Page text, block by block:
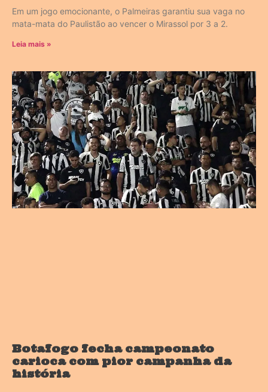
Em um jogo emocionante, o Palmeiras garantiu sua vaga no
mata-mata do Paulistão ao vencer o Mirassol por 3 a 2.
Leia mais »
Botafogo fecha campeonato
carioca com pior campanha da
história